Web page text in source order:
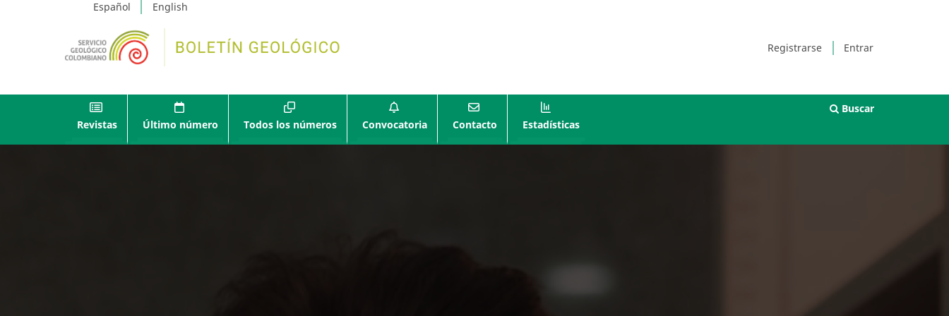
Español English
Registrarse Entrar
Revistas Último número Todos los números Convocatoria Contacto Estadísticas
Buscar